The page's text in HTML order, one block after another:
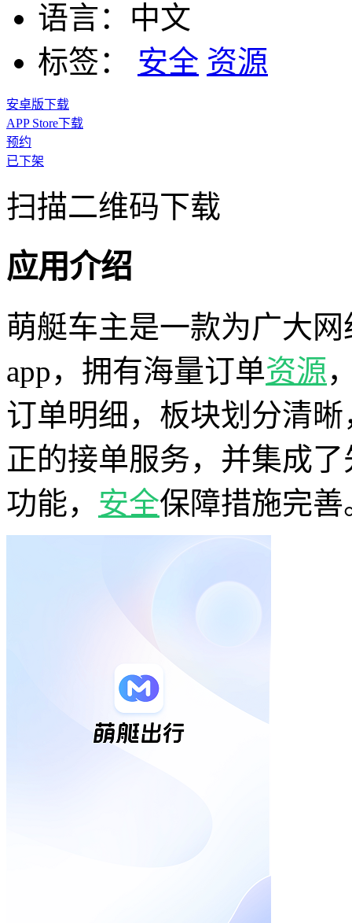
语言： 中文
标签：
安全 资源
安卓版下载
APP Store下载
预约
已下架
扫描二维码下载
应用介绍
萌艇车主是一款为广大
app，拥有海量订单资源
订单明细，板块划分清
正的接单服务，并集成
功能， 安全保障措施完善